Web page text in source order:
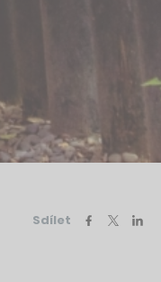
Sdílet